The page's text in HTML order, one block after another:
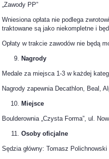
„Zawody PP”
Wniesiona opłata nie podlega
traktowane są jako niekompletne i
Opłaty w trakcie zawodów nie będą
Nagrody
Medale za miejsca 1-3 w każdej
Nagrody zapewnia Decathlon, Beal,
Miejsce
Boulderownia „Czysta Forma”, ul.
Osoby oficjalne
Sędzia główny: Tomasz Polichnowski